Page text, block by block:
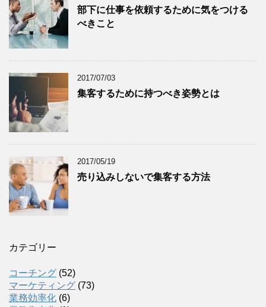
部下に仕事を依頼するために気をつける
べきこと
2017/07/03
集客するために持つべき姿勢とは
2017/05/19
売り込みしないで集客する方法
カテゴリー
コーチング (52)
マーケティング (73)
業務効率化 (6)